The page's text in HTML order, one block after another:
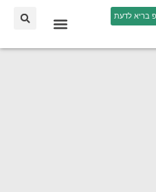
בריא לדעת